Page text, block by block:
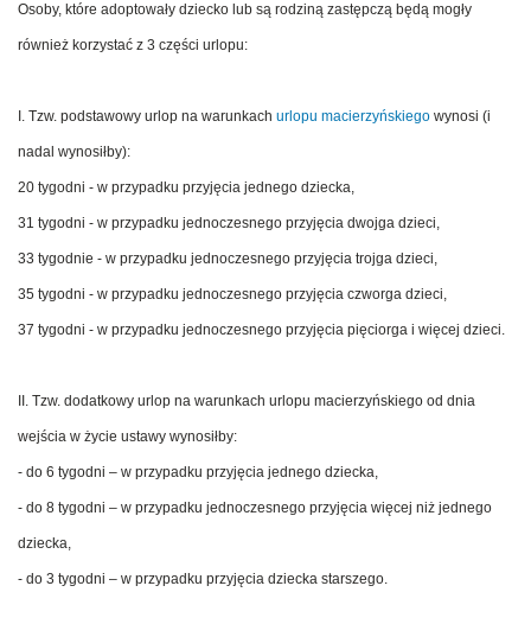
Osoby, które adoptowały dziecko lub są rodziną zastępczą będą mogły
również korzystać z 3 części urlopu:
I. Tzw. podstawowy urlop na warunkach urlopu macierzyńskiego wynosi (i
nadal wynosiłby):
20 tygodni - w przypadku przyjęcia jednego dziecka,
31 tygodni - w przypadku jednoczesnego przyjęcia dwojga dzieci,
33 tygodnie - w przypadku jednoczesnego przyjęcia trojga dzieci,
35 tygodni - w przypadku jednoczesnego przyjęcia czworga dzieci,
37 tygodni - w przypadku jednoczesnego przyjęcia pięciorga i więcej dzieci.
II. Tzw. dodatkowy urlop na warunkach urlopu macierzyńskiego od dnia
wejścia w życie ustawy wynosiłby:
- do 6 tygodni – w przypadku przyjęcia jednego dziecka,
- do 8 tygodni – w przypadku jednoczesnego przyjęcia więcej niż jednego
dziecka,
- do 3 tygodni – w przypadku przyjęcia dziecka starszego.